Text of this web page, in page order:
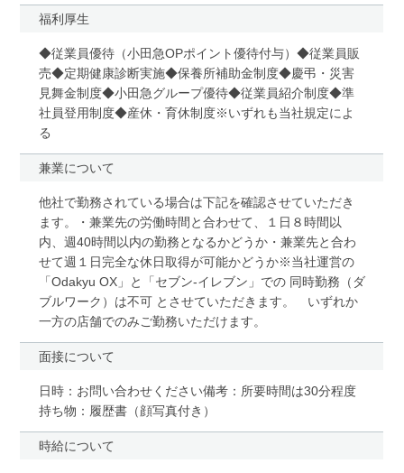
福利厚生
◆従業員優待（小田急OPポイント優待付与）◆従業員販
売◆定期健康診断実施◆保養所補助金制度◆慶弔・災害
見舞金制度◆小田急グループ優待◆従業員紹介制度◆準
社員登用制度◆産休・育休制度※いずれも当社規定によ
る
兼業について
他社で勤務されている場合は下記を確認させていただき
ます。・兼業先の労働時間と合わせて、１日８時間以
内、週40時間以内の勤務となるかどうか・兼業先と合わ
せて週１日完全な休日取得が可能かどうか※当社運営の
「Odakyu OX」と「セブン-イレブン」での 同時勤務（ダ
ブルワーク）は不可 とさせていただきます。 いずれか
一方の店舗でのみご勤務いただけます。
面接について
日時：お問い合わせください備考：所要時間は30分程度
持ち物：履歴書（顔写真付き）
時給について